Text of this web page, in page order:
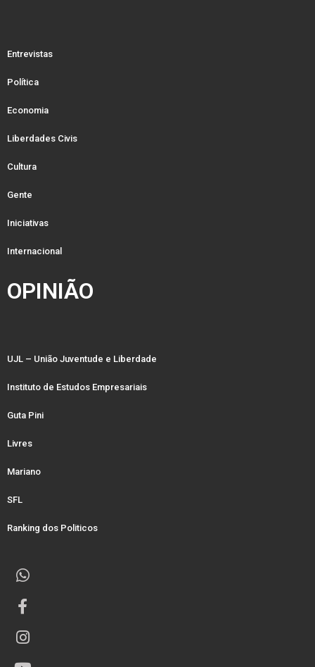
Entrevistas
Política
Economia
Liberdades Civis
Cultura
Gente
Iniciativas
Internacional
OPINIÃO
UJL – União Juventude e Liberdade
Instituto de Estudos Empresariais
Guta Pini
Livres
Mariano
SFL
Ranking dos Politicos